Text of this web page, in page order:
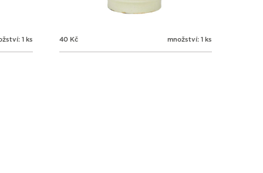
1 ks 40 Kč množství: 1 ks